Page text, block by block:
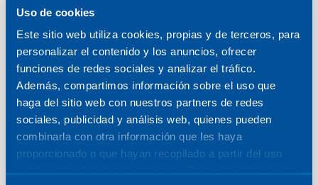
Uso de cookies
Este sitio web utiliza cookies, propias y de terceros, para
personalizar el contenido y los anuncios, ofrecer
funciones de redes sociales y analizar el tráfico.
Además, compartimos información sobre el uso que
haga del sitio web con nuestros partners de redes
sociales, publicidad y análisis web, quienes pueden
combinarla con otra información que les haya
proporcionado o que hayan recopilado a partir del uso